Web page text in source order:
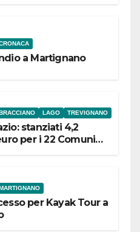
a Martignano
LAGO TREVIGNANO
stanziati 4,2
per i 22 Comuni
per Kayak Tour a